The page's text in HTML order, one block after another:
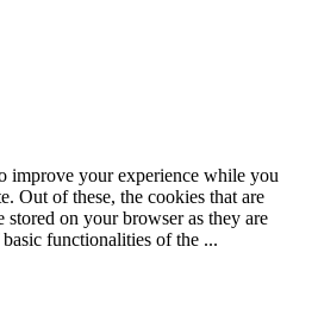
improve your experience while you
Out of these, the cookies that are
stored on your browser as they are
functionalities of the ...